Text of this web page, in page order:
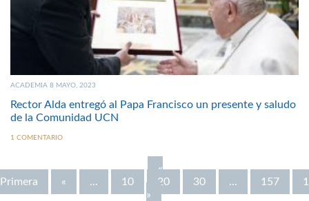
ACADEMIA 8 MAYO, 2023
Rector Alda entregó al Papa Francisco un presente y saludo
de la Comunidad UCN
1 COMENTARIO
«
Primera
« ... 10 20 30 ... 157
»